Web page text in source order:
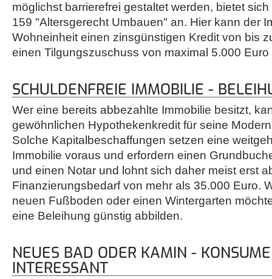
möglichst barrierefrei gestaltet werden, bietet
159 "Altersgerecht Umbauen" an. Hier kann der
Wohneinheit einen zinsgünstigen Kredit von bis
einen Tilgungszuschuss von maximal 5.000 Euro
SCHULDENFREIE IMMOBILIE -
Wer eine bereits abbezahlte Immobilie besitzt,
gewöhnlichen Hypothekenkredit für seine
Solche Kapitalbeschaffungen setzen eine
Immobilie voraus und erfordern einen
und einen Notar und lohnt sich daher meist erst
Finanzierungsbedarf von mehr als 35.000 Euro.
neuen Fußboden oder einen Wintergarten
eine Beleihung günstig abbilden.
NEUES BAD ODER KAMIN -
INTERESSANT